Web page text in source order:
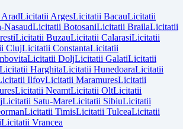
AradLicitatiiArgesLicitatii BacauLicitatii
NasaudLicitatii BotosaniLicitatii BrailaLicitatii
Licitatii BuzauLicitatii CalarasiLicitatii
ClujLicitatii ConstantaLicitatii
Licitatii DoljLicitatii GalatiLicitatii
Licitatii HarghitaLicitatii HunedoaraLicitatii
IlfovLicitatii MaramuresLicitatii
Licitatii NeamtLicitatii OltLicitatii
Licitatii Satu-MareLicitatii SibiuLicitatii
Licitatii TimisLicitatii TulceaLicitatii
Licitatii Vrancea